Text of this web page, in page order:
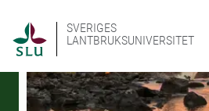
SVERIGES
LANTBRUKSUNIVERSITET